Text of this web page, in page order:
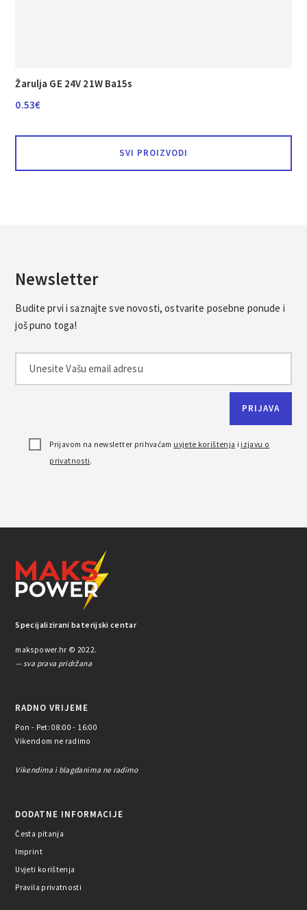
Žarulja GE 24V 21W Ba15s
0.53€
SVI PROIZVODI
Newsletter
Budite prvi i saznajte sve novosti, ostvarite posebne ponude i
još puno toga!
Prijavom na newsletter prihvaćam uvjete korištenja i izjavu o
privatnosti.
Specijalizirani baterijski centar
makspower.hr © 2022.
— sva prava pridržana
RADNO VRIJEME
Pon - Pet: 08:00 - 16:00
Vikendom ne radimo
Vikendima i blagdanima ne radimo
DODATNE INFORMACIJE
Česta pitanja
Imprint
Uvjeti korištenja
Pravila privatnosti